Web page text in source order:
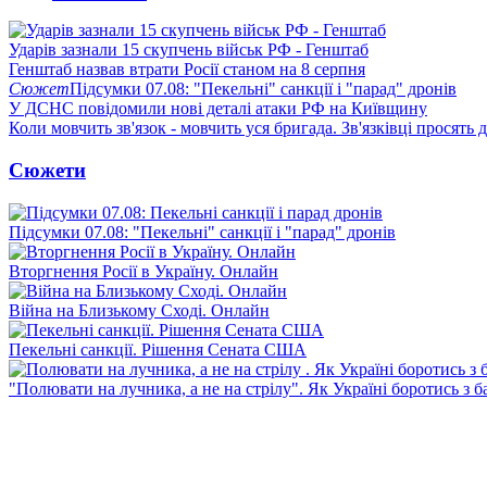
Ударів зазнали 15 скупчень військ РФ - Генштаб
Генштаб назвав втрати Росії станом на 8 серпня
СюжетПідсумки 07.08: "Пекельні" санкції і "парад" дронів
У ДСНС повідомили нові деталі атаки РФ на Київщину
Коли мовчить зв'язок - мовчить уся бригада. Зв'язківці просять
Сюжети
Підсумки 07.08: "Пекельні" санкції і "парад" дронів
Вторгнення Росії в Україну. Онлайн
Війна на Близькому Сході. Онлайн
Пекельні санкції. Рішення Сената США
"Полювати на лучника, а не на стрілу". Як Україні боротись з